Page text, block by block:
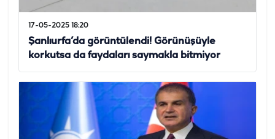
17-05-2025 18:20
Şanlıurfa’da görüntülendi! Görünüşüyle
korkutsa da faydaları saymakla bitmiyor